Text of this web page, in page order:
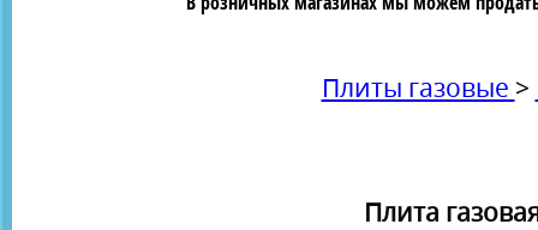
Плиты газовые >
Плита